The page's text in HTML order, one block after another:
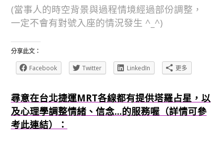
(當事人的時空背景與過程情境經過部份調整，
一定不會有對號入座的情況發生 ^_^)
分享此文：
Facebook
Twitter LinkedIn 更多
尋意在台北捷運MRT各線都有提供塔羅占星，以
及心理學調整情緒、信念...的服務喔（詳情可參
考此連結）：